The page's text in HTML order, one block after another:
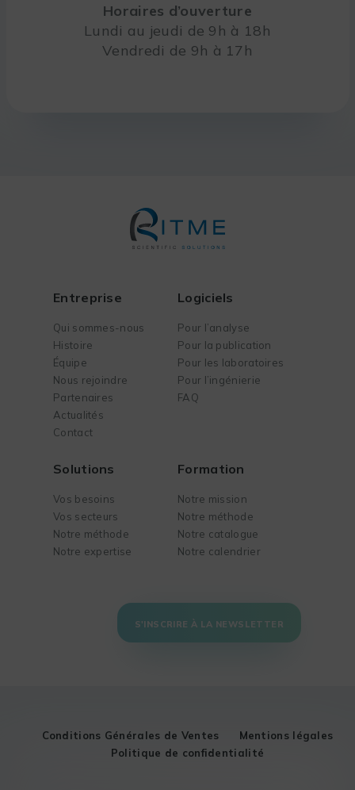
Horaires d’ouverture
Lundi au jeudi de 9h à 18h
Vendredi de 9h à 17h
Entreprise
Qui sommes-nous
Histoire
Équipe
Nous rejoindre
Partenaires
Actualités
Contact
Logiciels
Pour l’analyse
Pour la publication
Pour les laboratoires
Pour l’ingénierie
FAQ
Solutions
Vos besoins
Vos secteurs
Notre méthode
Notre expertise
Formation
Notre mission
Notre méthode
Notre catalogue
Notre calendrier
S'INSCRIRE À LA NEWSLETTER
Conditions Générales de Ventes
Mentions légales
Politique de confidentialité